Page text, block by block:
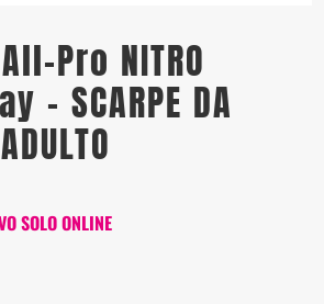
Pro NITRO
– SCARPE DA
SOLO ONLINE